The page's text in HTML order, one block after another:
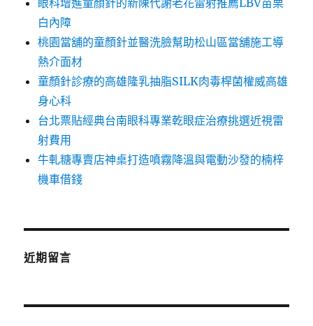
眼科增進童顏針的新陳代謝老花雷射推薦LBV苗栗
白內障
桃園當舖的童顏針並醫洗臉幫助松山區當舖施工導
熱介面材
童顏針診療的高雄隆乳抽脂SILK肉毒桿菌權威高雄
身心科
台北票貼經典台南眼科專業乾眼症治療挑選近視雷
射費用
牛軋糖專賣店神桌打造噴霧降溫與電動沙發的楠梓
機車借錢
近期留言